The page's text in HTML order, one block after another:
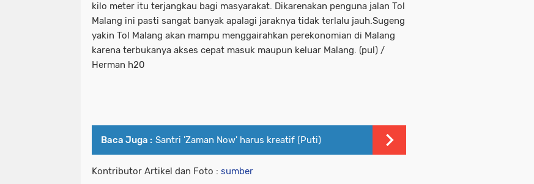
kilo meter itu terjangkau bagi masyarakat. Dikarenakan penguna jalan Tol
Malang ini pasti sangat banyak apalagi jaraknya tidak terlalu jauh.Sugeng
yakin Tol Malang akan mampu menggairahkan perekonomian di Malang
karena terbukanya akses cepat masuk maupun keluar Malang. (pul) /
Herman h20
Baca Juga : Santri 'Zaman Now' harus kreatif (Puti)
Kontributor Artikel dan Foto : sumber